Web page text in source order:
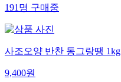
191 명 구매중
사조오양 반찬 동그랑땡 1kg
9,400원